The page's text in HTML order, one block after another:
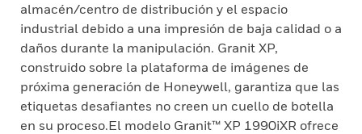
almacén/centro de distribución y el espacio
industrial debido a una impresión de baja calidad o a
daños durante la manipulación. Granit XP,
construido sobre la plataforma de imágenes de
próxima generación de Honeywell, garantiza que las
etiquetas desafiantes no creen un cuello de botella
en su proceso.El modelo Granit™ XP 1990iXR ofrece